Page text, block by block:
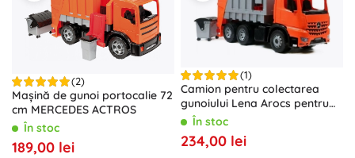
(2)
Mașină de gunoi portocalie 72
cm MERCEDES ACTROS
În stoc
189,00 lei
(1)
Camion pentru colectarea
gunoiului Lena Arocs pentru
copiiÎn stoc
234,00 lei